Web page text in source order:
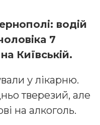
водій
7
Київській.
у лікарню.
тверезий, але
на алкоголь.